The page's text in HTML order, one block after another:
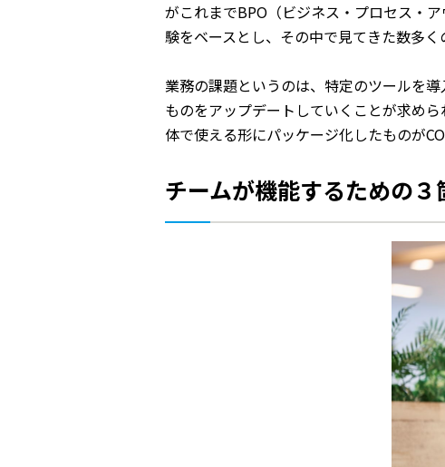
がこれまでBPO（ビジネス・プロセス・
験をベースとし、その中で見てきた数多
業務の課題というのは、特定のツールを
ものをアップデートしていくことが求め
体で使える形にパッケージ化したものが
チームが機能するための